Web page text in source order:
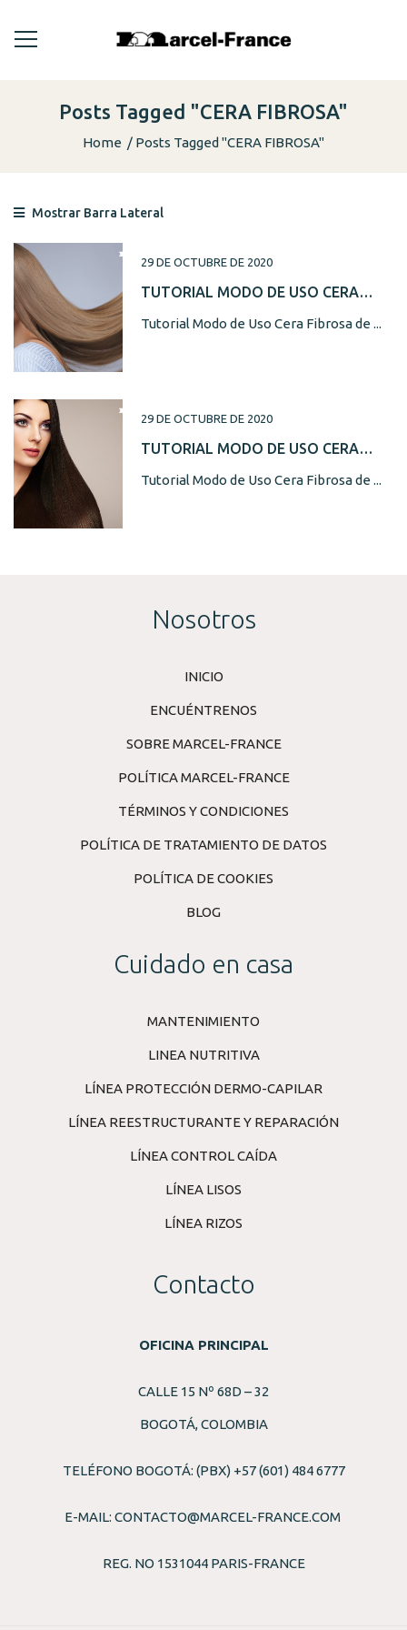
Posts Tagged "CERA FIBROSA"
Home Posts Tagged "CERA FIBROSA"
Mostrar Barra Lateral
29 DE OCTUBRE DE 2020
TUTORIAL MODO DE USO CERA
Tutorial Modo de Uso Cera Fibrosa de ...
29 DE OCTUBRE DE 2020
TUTORIAL MODO DE USO CERA
Tutorial Modo de Uso Cera Fibrosa de ...
Nosotros
INICIO
ENCUÉNTRENOS
SOBRE MARCEL-FRANCE
POLÍTICA MARCEL-FRANCE
TÉRMINOS Y CONDICIONES
POLÍTICA DE TRATAMIENTO DE DATOS
POLÍTICA DE COOKIES
BLOG
Cuidado en casa
MANTENIMIENTO
LINEA NUTRITIVA
LÍNEA PROTECCIÓN DERMO-CAPILAR
LÍNEA REESTRUCTURANTE Y REPARACIÓN
LÍNEA CONTROL CAÍDA
LÍNEA LISOS
LÍNEA RIZOS
Contacto
OFICINA PRINCIPAL
CALLE 15 Nº 68D – 32
BOGOTÁ, COLOMBIA
TELÉFONO BOGOTÁ: (PBX) +57 (601) 484 6777
E-MAIL: CONTACTO@MARCEL-FRANCE.COM
REG. NO 1531044 PARIS-FRANCE